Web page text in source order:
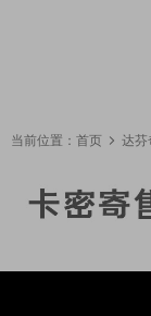
当前位置： 首页 达芬